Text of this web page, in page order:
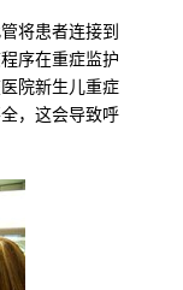
将患者连接到
序在重症监护
院新生儿重症
，这会导致呼